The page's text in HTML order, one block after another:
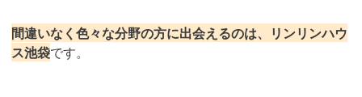
間違いなく色々な分野の方に出会えるのは、リンリンハウ
ス池袋です。